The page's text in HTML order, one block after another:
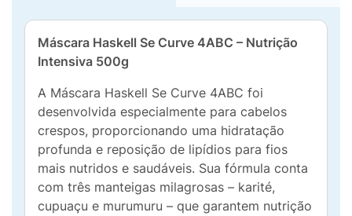
Máscara Haskell Se Curve 4ABC – Nutrição
Intensiva 500g
A Máscara Haskell Se Curve 4ABC foi
desenvolvida especialmente para cabelos
crespos, proporcionando uma hidratação
profunda e reposição de lipídios para fios
mais nutridos e saudáveis. Sua fórmula conta
com três manteigas milagrosas – karité,
cupuaçu e murumuru – que garantem nutrição